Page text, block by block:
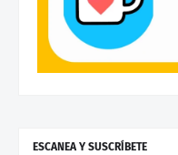
ESCANEA Y SUSCRÍBETE